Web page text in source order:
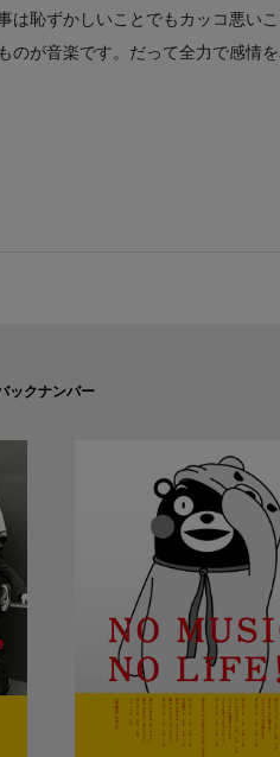
は恥ずかしいことでもカッコ悪い
のが音楽です。だって全力で感情
ックナンバー